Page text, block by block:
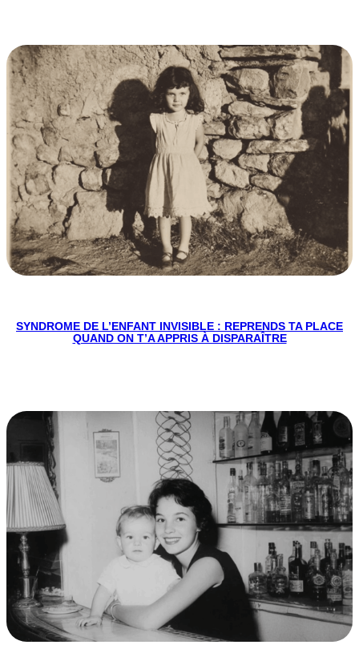
SYNDROME DE L’ENFANT INVISIBLE : REPRENDS TA PLACE
QUAND ON T’A APPRIS À DISPARAÎTRE